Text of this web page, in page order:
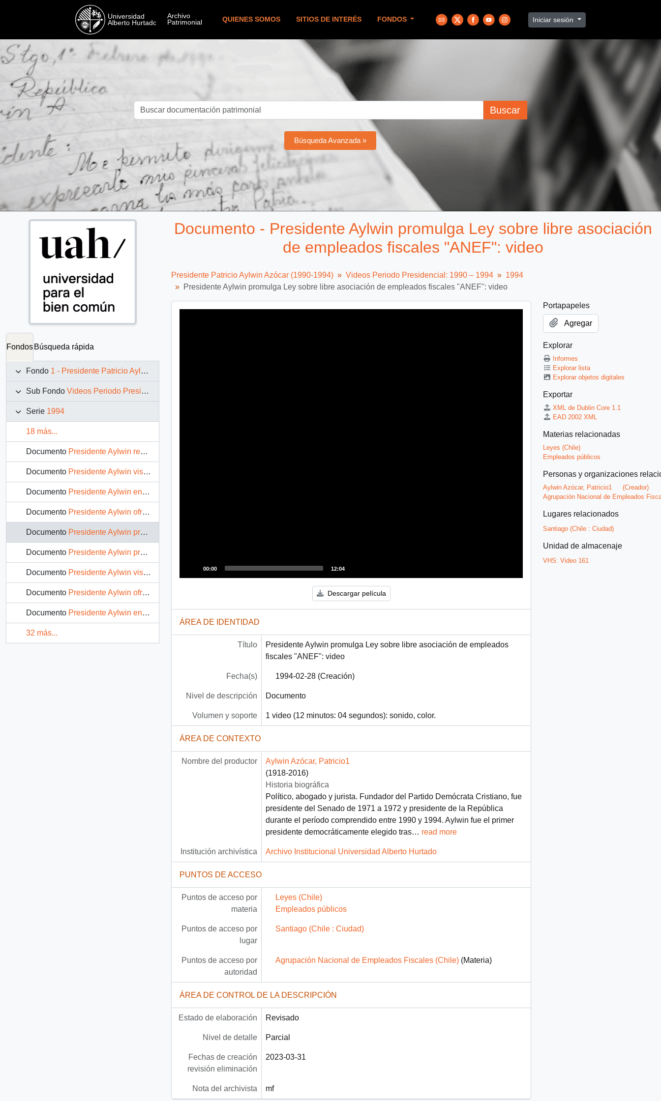
QUIENES SOMOS SITIOS DE INTERÉS FONDOS Iniciar sesión
Buscar
Búsqueda Avanzada »
Fondos Búsqueda rápida
Fondo 1 - Presidente Patricio Aylwin Azócar (1990-1994)
Sub Fondo Videos Periodo Presidencial: 1990 – 1994
Serie 1994
18 más...
Documento Presidente Aylwin recibe distinción en la ciudad de Talca: video
Documento Presidente Aylwin visita la Gobernación Provincial de Linares: video
Documento Presidente Aylwin entrega viviendas sociales en la ciudad de Linares: video
Documento Presidente Aylwin ofrece discuso en Linares: video
Documento Presidente Aylwin promulga Ley sobre libre asociación de empleados fiscales "ANEF": video
Documento Presidente Aylwin promulga Ley del Medio Ambiente: video
Documento Presidente Aylwin visita Edificio de los Servicios Públicos de Chillán: video
Documento Presidente Aylwin ofrece discurso en Universidad de Concepción: video
Documento Presidente Aylwin entrega viviendas sociales en Talcahuano: video
32 más...
Documento - Presidente Aylwin promulga Ley sobre libre asociación
de empleados fiscales "ANEF": video
Presidente Patricio Aylwin Azócar (1990-1994) Videos Periodo Presidencial: 1990 – 1994
1994
Presidente Aylwin promulga Ley sobre libre asociación de empleados fiscales "ANEF": video
00:00 12:04
Descargar película
ÁREA DE IDENTIDAD
Título
Presidente Aylwin promulga Ley sobre libre asociación de empleados
fiscales "ANEF": video
Fecha(s) 1994-02-28 (Creación)
Nivel de descripción Documento
Volumen y soporte 1 video (12 minutos: 04 segundos): sonido, color.
ÁREA DE CONTEXTO
Nombre del productor
Aylwin Azócar, Patricio1
(1918-2016)
Historia biográfica
Político, abogado y jurista. Fundador del Partido Demócrata Cristiano, fue
presidente del Senado de 1971 a 1972 y presidente de la República
durante el período comprendido entre 1990 y 1994. Aylwin fue el primer
presidente democráticamente elegido tras… read more
Institución archivística Archivo Institucional Universidad Alberto Hurtado
PUNTOS DE ACCESO
Puntos de acceso por
materia
Leyes (Chile)
Empleados públicos
Puntos de acceso por
lugar
Santiago (Chile : Ciudad)
Puntos de acceso por
autoridad
Agrupación Nacional de Empleados Fiscales (Chile)(Materia)
ÁREA DE CONTROL DE LA DESCRIPCIÓN
Estado de elaboración Revisado
Nivel de detalle Parcial
Fechas de creación
revisión eliminación
2023-03-31
Nota del archivista mf
Portapapeles
Agregar
Explorar
Informes
Explorar lista
Explorar objetos digitales
Exportar
XML de Dublin Core 1.1
EAD 2002 XML
Materias relacionadas
Leyes (Chile)
Empleados públicos
Personas y organizaciones
Aylwin Azócar, Patricio1
(Creador)
Agrupación Nacional de Empleados
Lugares relacionados
Santiago (Chile : Ciudad)
Unidad de almacenaje
VHS: Video 161